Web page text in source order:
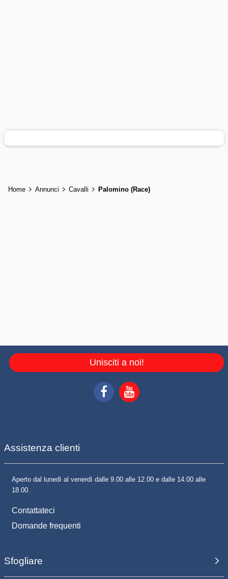
Home Annunci Cavalli Palomino (Race)
Unisciti a noi!
Assistenza clienti
Aperto dal lunedì al venerdì dalle 9.00 alle 12.00 e dalle 14.00 alle
18.00.
Contattateci
Domande frequenti
Sfogliare